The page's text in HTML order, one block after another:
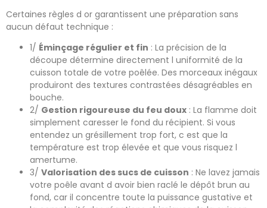
Certaines règles d or garantissent une préparation sans
aucun défaut technique :
1/ Éminçage régulier et fin : La précision de la
découpe détermine directement l uniformité de la
cuisson totale de votre poêlée. Des morceaux inégaux
produiront des textures contrastées désagréables en
bouche.
2/ Gestion rigoureuse du feu doux : La flamme doit
simplement caresser le fond du récipient. Si vous
entendez un grésillement trop fort, c est que la
température est trop élevée et que vous risquez l
amertume.
3/ Valorisation des sucs de cuisson : Ne lavez jamais
votre poêle avant d avoir bien raclé le dépôt brun au
fond, car il concentre toute la puissance gustative et